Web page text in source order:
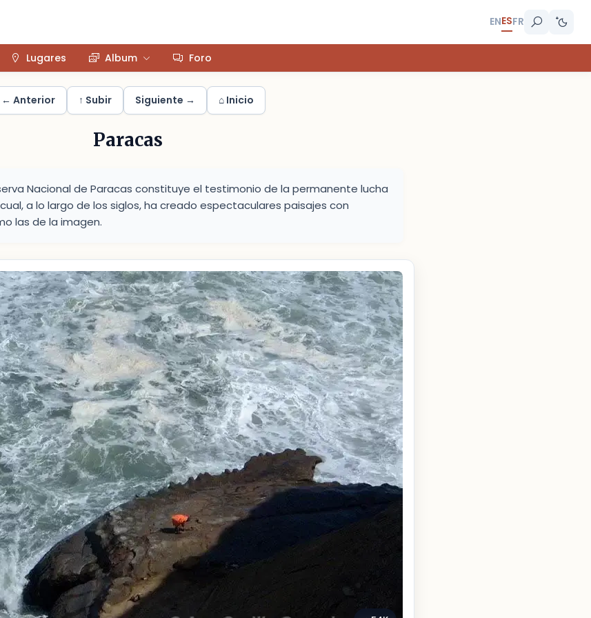
ENESFR
Lugares Album Foro
← Anterior ↑ Subir Siguiente → ⌂ Inicio
Paracas
Nacional de Paracas constituye el testimonio de la permanente lucha
a lo largo de los siglos, ha creado espectaculares paisajes con
las de la imagen.